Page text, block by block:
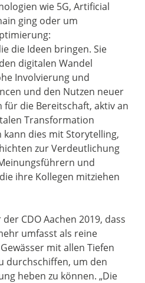
wie 5G, Artificial
ging oder um
die Ideen bringen. Sie
digitalen Wandel
Involvierung und
und den Nutzen neuer
für die Bereitschaft, aktiv an
Transformation
dies mit Storytelling,
zur Verdeutlichung
und
ihre Kollegen mitziehen
CDO Aachen 2019, dass
umfasst als reine
mit allen Tiefen
durchschiffen, um den
heben zu können. „Die